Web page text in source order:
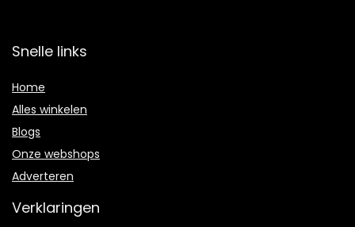
Snelle links
Home
Alles winkelen
Blogs
Onze webshops
Adverteren
Verklaringen